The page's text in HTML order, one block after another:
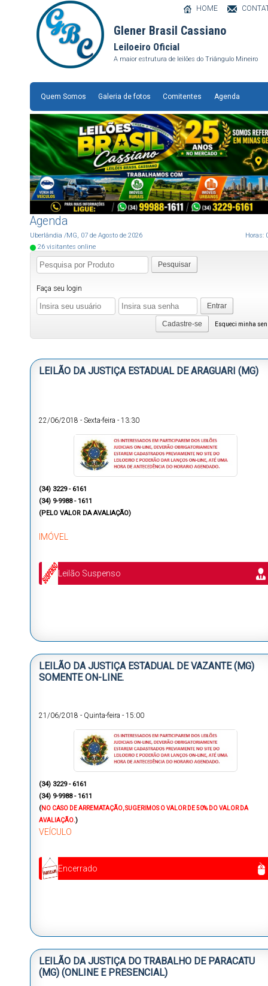
Glener Brasil Cassiano
Leiloeiro Oficial
A maior estrutura de leilões do Triângulo Mineiro
HOME
Quem Somos Galeria de fotos Comitentes Agenda
Agenda
Uberlândia /MG, 07 de Agosto de 2026 Horas:
26 visitantes online
Pesquisar
Faça seu login
Entrar
Esqueci minha
Cadastre-se
LEILÃO DA JUSTIÇA ESTADUAL DE ARAGUARI (MG)
22/06/2018 - Sexta-feira - 13:30
(34) 3229 - 6161
(34) 9-9988 - 1611
(PELO VALOR DA AVALIAÇÃO)
IMÓVEL
Leilão Suspenso
LEILÃO DA JUSTIÇA ESTADUAL DE VAZANTE (MG)
SOMENTE ON-LINE.
21/06/2018 - Quinta-feira - 15:00
(34) 3229 - 6161
(34) 9-9988 - 1611
(NO CASO DE ARREMATAÇÃO, SUGERIMOS O VALOR DE 50% DO VALOR DA
AVALIAÇÃO.)
VEÍCULO
Encerrado
LEILÃO DA JUSTIÇA DO TRABALHO DE PARACATU
(MG) (ONLINE E PRESENCIAL)